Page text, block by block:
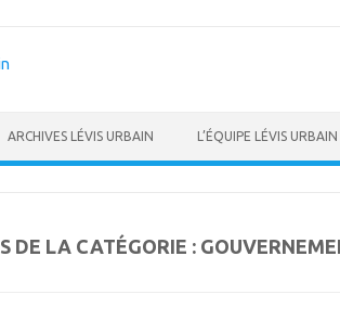
ARCHIVES LÉVIS URBAIN L’ÉQUIPE LÉVIS URBAIN
DE LA CATÉGORIE :